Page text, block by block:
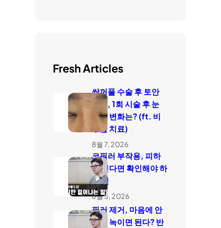
Fresh Articles
쌍꺼풀 수술 후 토안
치료, 1회 시술 후 눈
감김 변화는? (ft. 비
수술 치료)
8월 7, 2026
코필러 부작용, 피하
고 싶다면 확인해야 하
는 것
8월 5, 2026
필러 제거, 마음에 안
들면 녹이면 된다? 반